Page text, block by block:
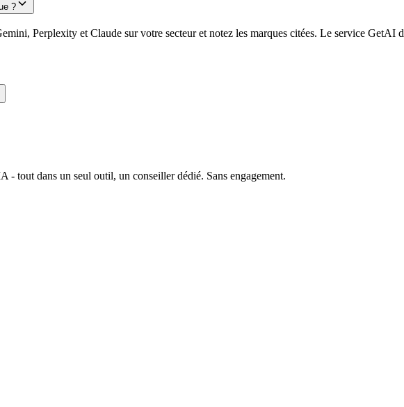
?
Perplexity et Claude sur votre secteur et notez les marques citées. Le service GetAI
- tout dans un seul outil, un conseiller dédié. Sans engagement.